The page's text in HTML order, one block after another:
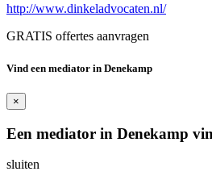
http://www.dinkeladvocaten.nl/
GRATIS offertes aanvragen
Vind een mediator in Denekamp
×
Een mediator in Denekamp
sluiten